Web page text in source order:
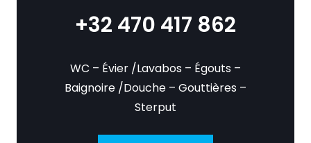
+32 470 417 862
WC – Évier /Lavabos – Égouts –
Baignoire /Douche – Gouttières –
Sterput